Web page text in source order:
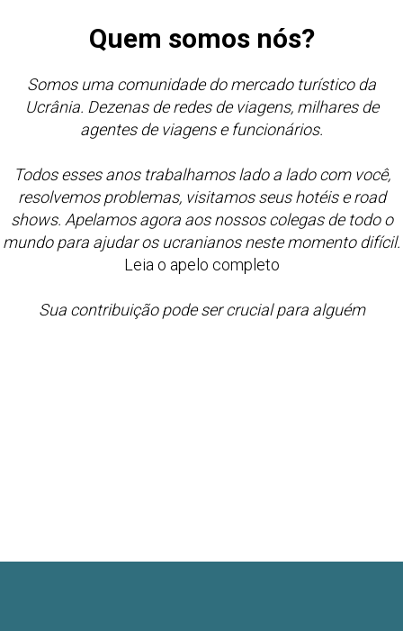
Quem somos nós?
Somos uma comunidade do mercado turístico da
Ucrânia. Dezenas de redes de viagens, milhares de
agentes de viagens e funcionários.
Todos esses anos trabalhamos lado a lado com você,
resolvemos problemas, visitamos seus hotéis e road
shows. Apelamos agora aos nossos colegas de todo o
mundo para ajudar os ucranianos neste momento difícil.
Leia o apelo completo
Sua contribuição pode ser crucial para alguém